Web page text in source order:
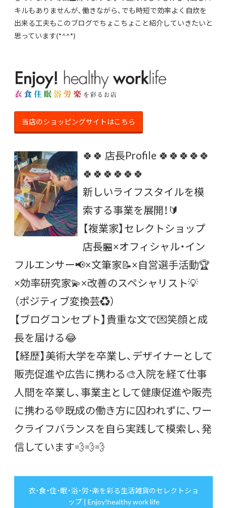
キルもありませんが、働きながら、でも時短で効率よく自炊を
出来る工夫もこのブログでちょこちょこと紹介していきたいと
思っています(*^^*)
当店のショッピングサイトはこちら
🍀🍀 店長Profile 🍀🍀🍀🍀🍀
🍀🍀🍀🍀🍀🍀
新しいライフスタイルを模
索する事業を展開！🔰
【複業家】セレクトショップ
店長🏪×オフィシャル・イン
フルエンサー📢×文筆家📝×自営選手活動🏆
×効率研究家💫×改善のスペシャリスト💡
（ポジティブ変換芸♻）
【ブログコンセプト】貴重な文で💌笑顔と成
長を届ける😂
【経歴】美術大学を卒業し、デザイナーとして
販売促進や広告に携わる🎨入院を経て仕事
人間を卒業し、事業主として健康促進や販売
に携わる💚既成の働き方に囚われずに、ワー
クライフバランスを自ら実践して模索し、発
信しています💨💨💨
衣・食・住・眠・浴・労・楽を彩る生活雑貨のセレクトショ
ップ | Enjoy!healthy work life